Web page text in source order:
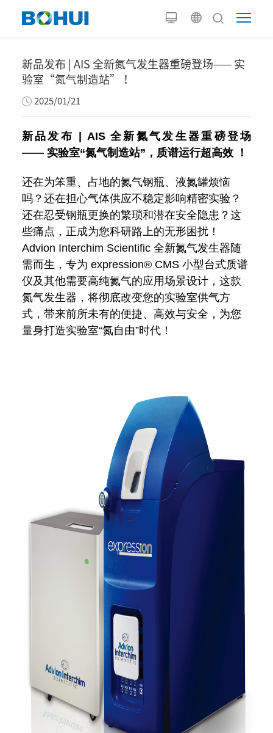
新品发布 | AIS 全新氮气发生器重磅登场—— 实
验室“氮气制造站” ！
2025/01/21
新品发布 | AIS 全新氮气发生器重磅登场
—— 实验室“氮气制造站”，质谱运行超高效 ！
还在为笨重、占地的氮气钢瓶、液氮罐烦恼
吗？还在担心气体供应不稳定影响精密实验？
还在忍受钢瓶更换的繁琐和潜在安全隐患？这
些痛点，正成为您科研路上的无形困扰！
Advion Interchim Scientific 全新氮气发生器随
需而生，专为 expression® CMS 小型台式质谱
仪及其他需要高纯氮气的应用场景设计，这款
氮气发生器，将彻底改变您的实验室供气方
式，带来前所未有的便捷、高效与安全，为您
量身打造实验室“氮自由”时代！